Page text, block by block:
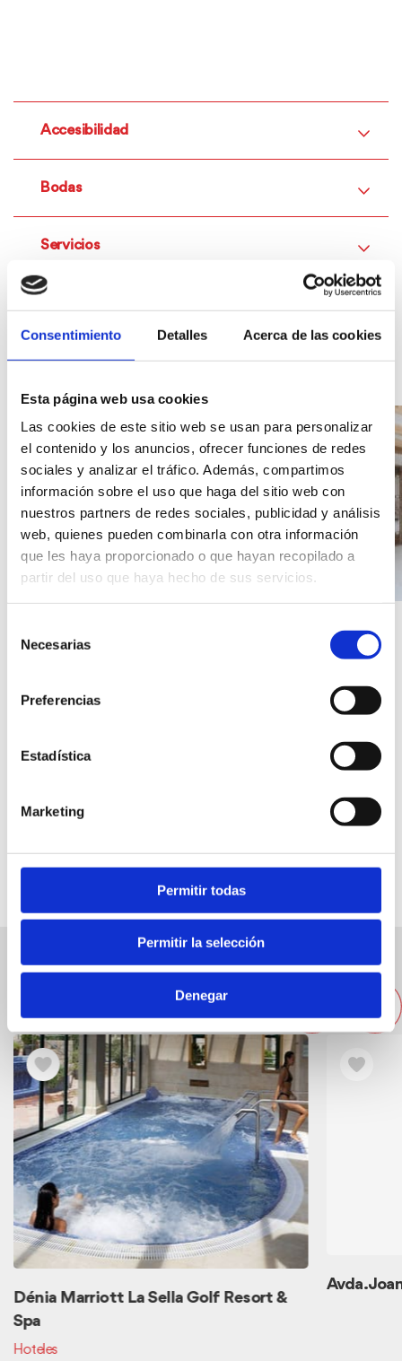
Consentimiento Detalles Acerca de las cookies
Esta página web usa cookies
Las cookies de este sitio web se usan para personalizar
el contenido y los anuncios, ofrecer funciones de redes
sociales y analizar el tráfico. Además, compartimos
información sobre el uso que haga del sitio web con
nuestros partners de redes sociales, publicidad y análisis
web, quienes pueden combinarla con otra información
que les haya proporcionado o que hayan recopilado a
partir del uso que haya hecho de sus servicios.
Necesarias
Preferencias
Estadística
Marketing
Permitir todas
Permitir la selección
Denegar
Accesibilidad
Bodas
Servicios
Galería
Galería
de
del
alojamiento
Habitat
Dénia.
Otros alojamientos cercanos
Dénia Marriott La Sella Golf Resort &
Spa
Hoteles
Avda.